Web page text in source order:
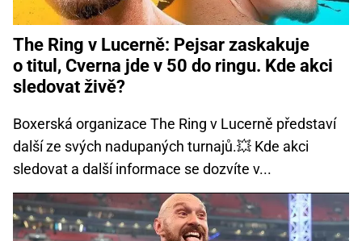
The Ring v Lucerně: Pejsar zaskakuje
o titul, Cverna jde v 50 do ringu. Kde akci
sledovat živě?
Boxerská organizace The Ring v Lucerně představí
další ze svých nadupaných turnajů.💥 Kde akci
sledovat a další informace se dozvíte v...